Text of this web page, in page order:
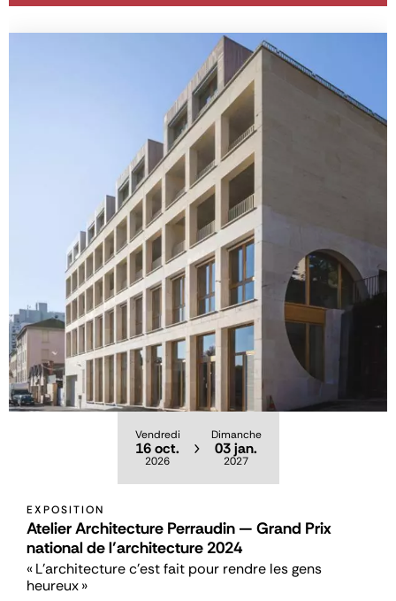
Vendredi
16 oct.
2026
Dimanche
03 jan.
2027
EXPOSITION
Atelier Architecture Perraudin — Grand Prix
national de l’architecture 2024
« L’architecture c’est fait pour rendre les gens
heureux »